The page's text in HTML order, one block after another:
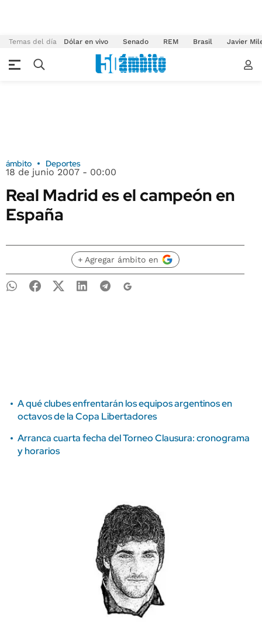
Temas del día Dólar en vivo Senado REM Brasil Javier
ámbito Deportes
18 de junio 2007 - 00:00
Real Madrid es el campeón en
España
+ Agregar ámbito en
A qué clubes enfrentarán los equipos argentinos en
octavos de la Copa Libertadores
Arranca cuarta fecha del Torneo Clausura: cronograma
y horarios